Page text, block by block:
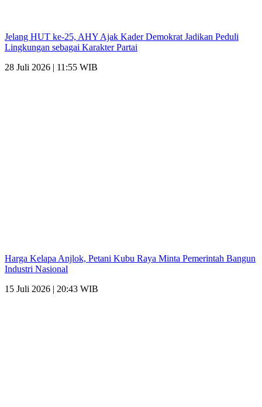
Jelang HUT ke-25, AHY Ajak Kader Demokrat Jadikan Peduli
Lingkungan sebagai Karakter Partai
28 Juli 2026 | 11:55 WIB
Harga Kelapa Anjlok, Petani Kubu Raya Minta Pemerintah Bangun
Industri Nasional
15 Juli 2026 | 20:43 WIB